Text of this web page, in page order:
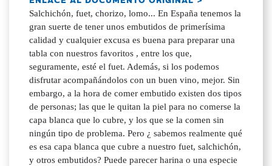
Salchichón, fuet, chorizo, lomo... En España tenemos la
gran suerte de tener unos embutidos de primerísima
calidad y cualquier excusa es buena para preparar una
tabla con nuestros favoritos , entre los que,
seguramente, esté el fuet. Además, si los podemos
disfrutar acompañándolos con un buen vino, mejor. Sin
embargo, a la hora de comer embutido existen dos tipos
de personas; las que le quitan la piel para no comerse la
capa blanca que lo cubre, y los que se la comen sin
ningún tipo de problema. Pero ¿ sabemos realmente qué
es esa capa blanca que cubre a nuestro fuet, salchichón,
y otros embutidos? Puede parecer harina o una especie